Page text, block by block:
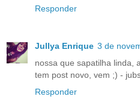
Responder
Jullya Enrique 3 de
nossa que sapatilha linda,
tem post novo, vem ;) -
Responder